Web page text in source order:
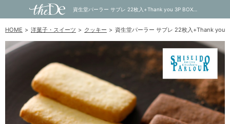
資生堂パーラー サブレ 22枚入+Thank you 3P BOX｜内祝い・お祝い・ギフト・贈り物の通販サイトtheDe(ザディー)
HOME 洋菓子・スイーツ クッキー 資生堂パーラー サブレ 22枚入+Thank you